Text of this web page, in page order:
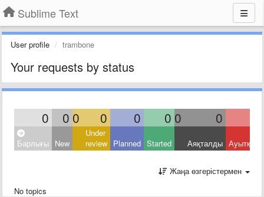
Sublime Text
User profile trambone
Your requests by status
0 0 0 0 0 0 0 0
Барлығы New
Under
review Planned Started Аяқталды
Жаңа өзгерістермен
No topics